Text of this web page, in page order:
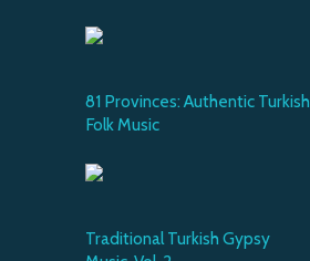
81 Provinces: Authentic Turkish
Folk Music
Traditional Turkish Gypsy